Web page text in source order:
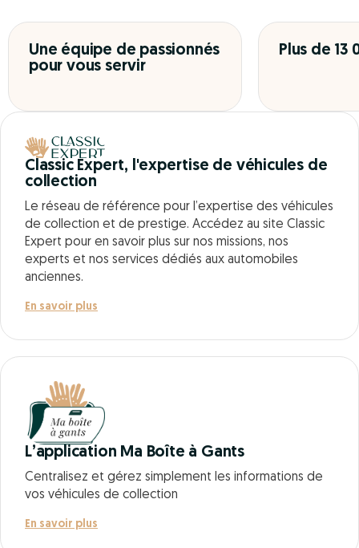
Une équipe de passionnés
pour vous servir
Plus de 13
Classic Expert, l'expertise de véhicules de
collection
Le réseau de référence pour l’expertise des véhicules
de collection et de prestige. Accédez au site Classic
Expert pour en savoir plus sur nos missions, nos
experts et nos services dédiés aux automobiles
anciennes.
En savoir plus
L’application Ma Boîte à Gants
Centralisez et gérez simplement les informations de
vos véhicules de collection
En savoir plus